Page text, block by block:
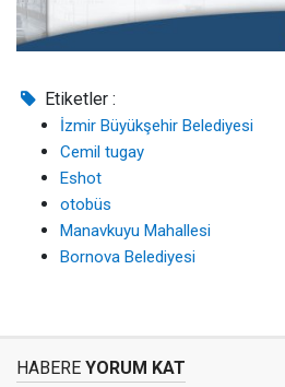
Etiketler :
İzmir Büyükşehir Belediyesi
Cemil tugay
Eshot
otobüs
Manavkuyu Mahallesi
Bornova Belediyesi
HABERE YORUM KAT